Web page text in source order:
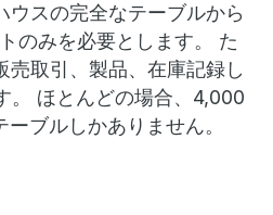
ウスの完全なテーブルから
のみを必要とします。 た
売取引、製品、在庫記録し
。 ほとんどの場合、4,000
ブルしかありません。